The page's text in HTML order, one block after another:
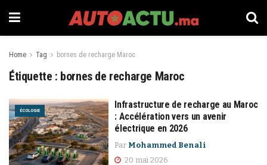
Home Tag bornes de recharge Maroc
Étiquette : bornes de recharge Maroc
ÉCOLOGIE
Infrastructure de recharge au Maroc
: Accélération vers un avenir
électrique en 2026
Par Mohammed Benali
20 mai 2026